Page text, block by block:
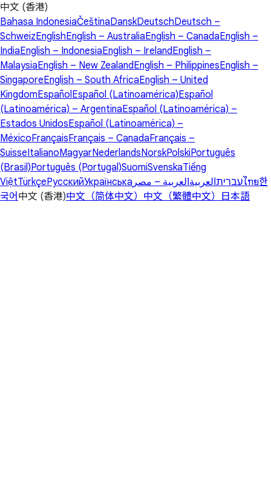
中文 (香港)
Bahasa IndonesiaČeštinaDanskDeutschDeutsch –
SchweizEnglishEnglish – AustraliaEnglish – CanadaEnglish –
IndiaEnglish – IndonesiaEnglish – IrelandEnglish –
MalaysiaEnglish – New ZealandEnglish – PhilippinesEnglish –
SingaporeEnglish – South AfricaEnglish – United
KingdomEspañolEspañol (Latinoamérica)Español
(Latinoamérica) – ArgentinaEspañol (Latinoamérica) –
Estados UnidosEspañol (Latinoamérica) –
MéxicoFrançaisFrançais – CanadaFrançais –
SuisseItalianoMagyarNederlandsNorskPolskiPortuguês
(Brasil)Português (Portugal)SuomiSvenskaTiếng
ViệtTürkçeРусскийУкраїнська עבריתالعربيةالعربية – مصر ไทย한
국어 中文 (香港)中文（简体中文） 中文（繁體中文） 日本語